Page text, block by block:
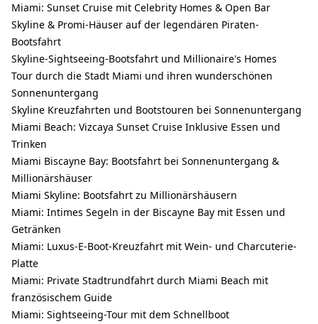
Miami: Sunset Cruise mit Celebrity Homes & Open Bar
Skyline & Promi-Häuser auf der legendären Piraten-
Bootsfahrt
Skyline-Sightseeing-Bootsfahrt und Millionaire's Homes
Tour durch die Stadt Miami und ihren wunderschönen
Sonnenuntergang
Skyline Kreuzfahrten und Bootstouren bei Sonnenuntergang
Miami Beach: Vizcaya Sunset Cruise Inklusive Essen und
Trinken
Miami Biscayne Bay: Bootsfahrt bei Sonnenuntergang &
Millionärshäuser
Miami Skyline: Bootsfahrt zu Millionärshäusern
Miami: Intimes Segeln in der Biscayne Bay mit Essen und
Getränken
Miami: Luxus-E-Boot-Kreuzfahrt mit Wein- und Charcuterie-
Platte
Miami: Private Stadtrundfahrt durch Miami Beach mit
französischem Guide
Miami: Sightseeing-Tour mit dem Schnellboot